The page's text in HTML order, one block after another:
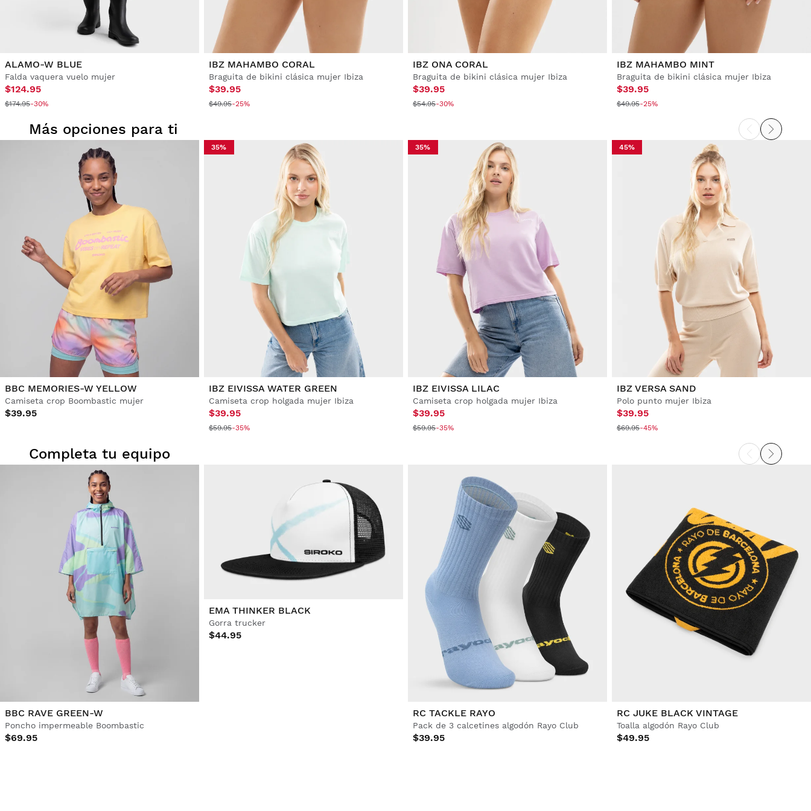
ALAMO-W BLUE
Falda vaquera vuelo mujer
$124.95
$174.95-30%
IBZ MAHAMBO CORAL
Braguita de bikini clásica mujer Ibiza
$39.95
$49.95-25%
IBZ ONA CORAL
Braguita de bikini clásica mujer Ibiza
$39.95
$54.95-30%
IBZ MAHAMBO MINT
Braguita de bikini clásica mujer Ibiza
$39.95
$49.95-25%
Más opciones para ti
BBC MEMORIES-W YELLOW
Camiseta crop Boombastic mujer
$39.95
35%
IBZ EIVISSA WATER GREEN
Camiseta crop holgada mujer Ibiza
$39.95
$59.95-35%
35%
IBZ EIVISSA LILAC
Camiseta crop holgada mujer Ibiza
$39.95
$59.95-35%
45%
IBZ VERSA SAND
Polo punto mujer Ibiza
$39.95
$69.95-45%
Completa tu equipo
BBC RAVE GREEN-W
Poncho impermeable Boombastic
$69.95
EMA THINKER BLACK
Gorra trucker
$44.95
RC TACKLE RAYO
Pack de 3 calcetines algodón Rayo Club
$39.95
RC JUKE BLACK VINTAGE
Toalla algodón Rayo Club
$49.95